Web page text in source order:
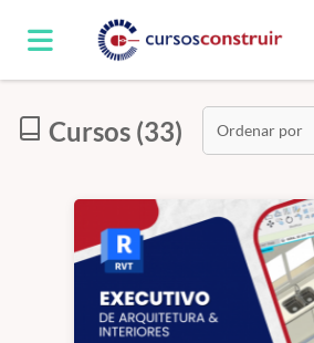
Cursos (33) Ordenar por